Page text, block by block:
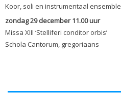
Koor, soli en instrumentaal ensemble
zondag 29 december 11.00 uur
Missa XIII ‘Stelliferi conditor orbis’
Schola Cantorum, gregoriaans